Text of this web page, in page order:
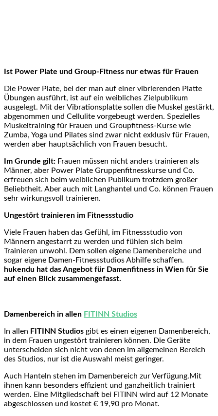
Ist Power Plate und Group-Fitness nur etwas für Frauen
Die Power Plate, bei der man auf einer vibrierenden Platte
Übungen ausführt, ist auf ein weibliches Zielpublikum
ausgelegt. Mit der Vibrationsplatte sollen die Muskel gestärkt,
abgenommen und Cellulite vorgebeugt werden. Spezielles
Muskeltraining für Frauen und Groupfitness-Kurse wie
Zumba, Yoga und Pilates sind zwar nicht exklusiv für Frauen,
werden aber hauptsächlich von Frauen besucht.
Im Grunde gilt: Frauen müssen nicht anders trainieren als
Männer, aber Power Plate Gruppenfitnesskurse und Co.
erfreuen sich beim weiblichen Publikum trotzdem großer
Beliebtheit. Aber auch mit Langhantel und Co. können Frauen
sehr wirkungsvoll trainieren.
Ungestört trainieren im Fitnessstudio
Viele Frauen haben das Gefühl, im Fitnessstudio von
Männern angestarrt zu werden und fühlen sich beim
Trainieren unwohl. Dem sollen eigene Damenbereiche und
sogar eigene Damen-Fitnessstudios Abhilfe schaffen.
hukendu hat das Angebot für Damenfitness in Wien für Sie
auf einen Blick zusammengefasst.
Damenbereich in allen FITINN Studios
In allen FITINN Studios gibt es einen eigenen Damenbereich,
in dem Frauen ungestört trainieren können. Die Geräte
unterscheiden sich nicht von denen im allgemeinen Bereich
des Studios, nur ist die Auswahl meist geringer.
Auch Hanteln stehen im Damenbereich zur Verfügung.Mit
ihnen kann besonders effizient und ganzheitlich trainiert
werden. Eine Mitgliedschaft bei FITINN wird auf 12 Monate
abgeschlossen und kostet € 19,90 pro Monat.